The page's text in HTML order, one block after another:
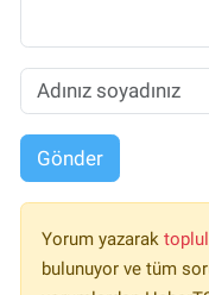
Gönder
Yorum yazarak
bulunuyor ve tüm